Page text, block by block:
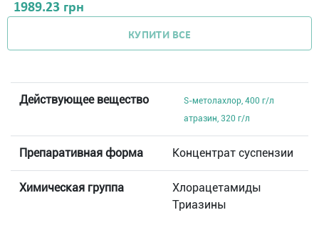
1989.23 грн
КУПИТИ ВСЕ
Действующее вещество
S-метолахлор, 400 г/л
атразин, 320 г/л
Препаративная форма Концентрат суспензии
Химическая группа
Хлорацетамиды
Триазины